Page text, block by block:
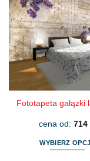
Opcje
na
Fototapeta gałązki
cena od: 714
WYBIERZ